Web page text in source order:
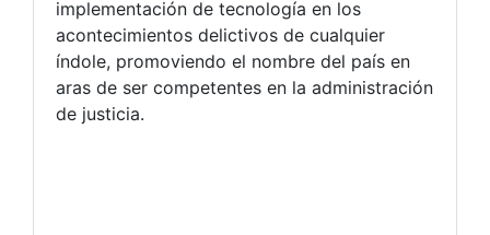
implementación de tecnología en los
acontecimientos delictivos de cualquier
índole, promoviendo el nombre del país en
aras de ser competentes en la administración
de justicia.